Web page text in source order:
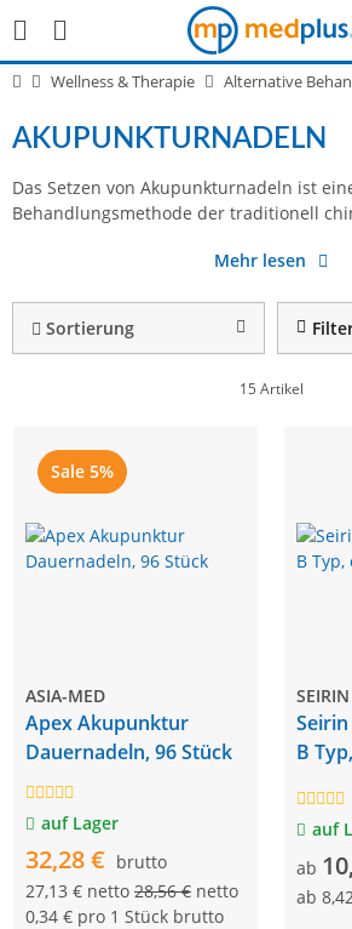
Wellness & Therapie Alternative
AKUPUNKTURNADELN
Das Setzen von Akupunkturnadeln ist
Behandlungsmethode der traditionell
die das sogenannte Qi wieder zum freien Fließen bringen
Hierbei gibt es Akupunkturnadeln
Therapieformen, z.B. Dauernadeln, die Sie auch in
Mehr lesen
Sortierung
15 Artikel
Sale 5%
ASIA-MED
Apex Akupunktur
Dauernadeln, 96 Stück
auf Lager
32,28 € brutto
27,13 € netto 28,56 € netto
0,34 € pro 1 Stück brutto
SEIRIN
B
auf
ab
ab